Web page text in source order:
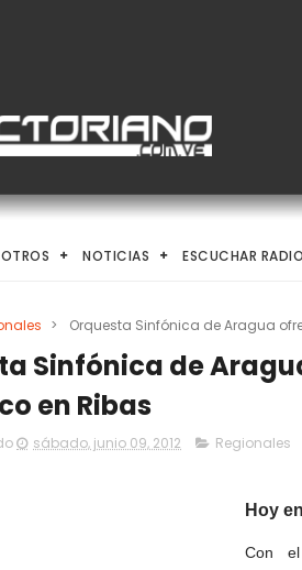
NOTICIAS ESCUCHAR RADIO
> Orquesta Sinfónica de Aragua
Sinfónica de
en Ribas
sábado, junio 09, 2012 Regionales
Hoy
Con